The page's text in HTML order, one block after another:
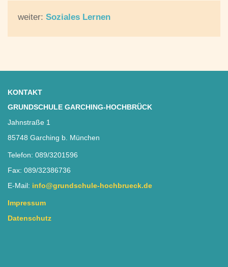
weiter: Soziales Lernen
KONTAKT
GRUNDSCHULE GARCHING-HOCHBRÜCK
Jahnstraße 1
85748 Garching b. München
Telefon: 089/3201596
Fax: 089/32386736
E-Mail: info@grundschule-hochbrueck.de
Impressum
Datenschutz